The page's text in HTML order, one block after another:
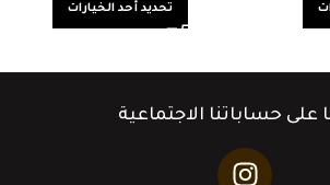
تحديد أحد الخيارات
على حساباتنا الاجتماعية